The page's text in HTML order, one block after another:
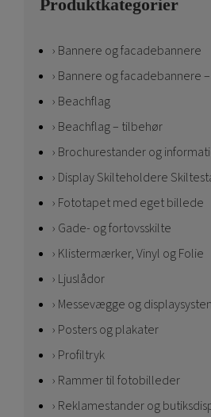
Produktkategorier
Bannere og facadebannere
Bannere og facadebannere
Beachflag
Beachflag – tilbehør
Brochurestander og
Display Skilteholdere
Fototapet med eget billede
Gade- og fortovsskilte
Klistermærker, Vinyl og Folie
Ljuslådor
Messevægge og
Posters og plakater
Profiltryk
Rammer til fotobilleder
Reklamestander og